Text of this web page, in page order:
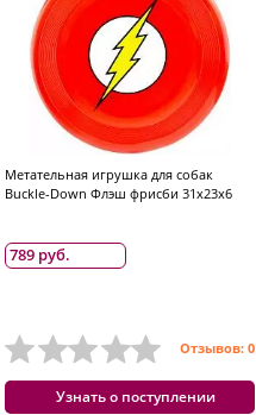
Метательная игрушка для собак
Buckle-Down Флэш фрисби 31x23x6
789 руб.
Отзывов: 0
Узнать о поступлении